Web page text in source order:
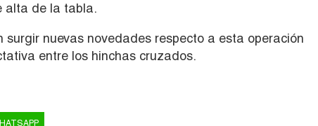
alta de la tabla.
nuevas novedades respecto a esta operación
entre los hinchas cruzados.